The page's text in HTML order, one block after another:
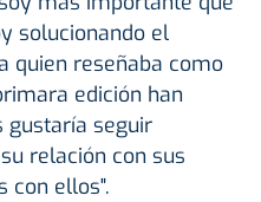
solucionando el
quien reseñaba como
edición han
gustaría seguir
relación con sus
con ellos".